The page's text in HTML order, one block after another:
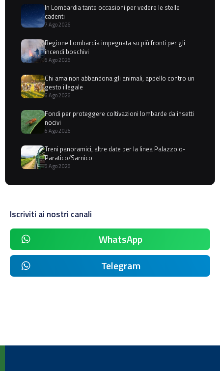
In Lombardia tante occasioni per vedere le stelle
cadenti
7 Ago 2026
Regione Lombardia impegnata su più fronti per gli
incendi boschivi
6 Ago 2026
Chi ama non abbandona gli animali, appello contro un
gesto illegale
6 Ago 2026
Fondi per proteggere coltivazioni lombarde da insetti
nocivi
6 Ago 2026
Treni panoramici, altre date per la linea Palazzolo-
Paratico/Sarnico
6 Ago 2026
Iscriviti ai nostri canali
WhatsApp
Telegram